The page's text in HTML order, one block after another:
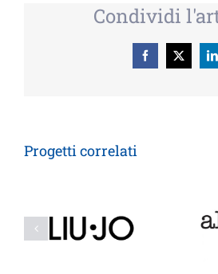
Condividi
Facebook
X
Progetti correlati